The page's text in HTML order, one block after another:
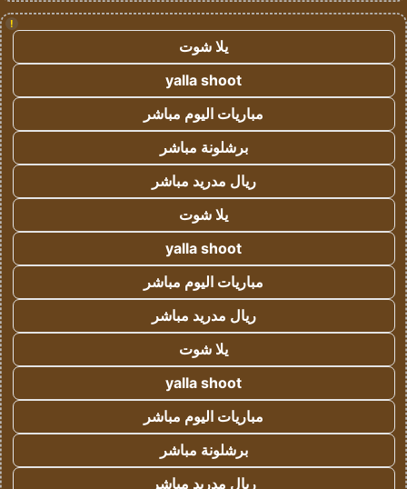
!
يلا شوت
yalla shoot
مباريات اليوم مباشر
برشلونة مباشر
ريال مدريد مباشر
يلا شوت
yalla shoot
مباريات اليوم مباشر
ريال مدريد مباشر
يلا شوت
yalla shoot
مباريات اليوم مباشر
برشلونة مباشر
ريال مدريد مباشر